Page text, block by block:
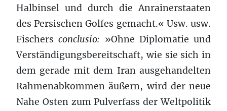
Halbinsel und durch die Anrainerstaaten
des Persischen Golfes gemacht.« Usw. usw.
Fischersconclusio: »Ohne Diplomatie und
Verständigungsbereitschaft, wie sie sich in
dem gerade mit dem Iran ausgehandelten
Rahmenabkommen äußern, wird der neue
Nahe Osten zum Pulverfass der Weltpolitik